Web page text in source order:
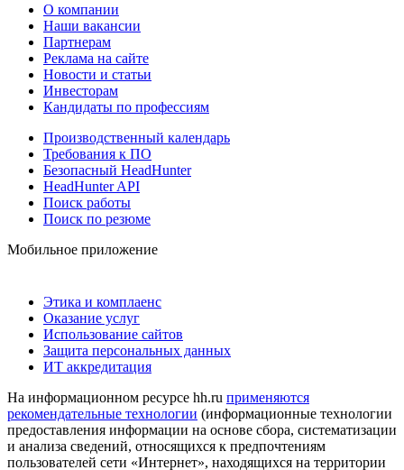
О компании
Наши вакансии
Партнерам
Реклама на сайте
Новости и статьи
Инвесторам
Кандидаты по профессиям
Производственный календарь
Требования к ПО
Безопасный HeadHunter
HeadHunter API
Поиск работы
Поиск по резюме
Мобильное приложение
Этика и комплаенс
Оказание услуг
Использование сайтов
Защита персональных данных
ИТ аккредитация
На информационном ресурсе hh.ru применяются
рекомендательные технологии (информационные технологии
предоставления информации на основе сбора, систематизации
и анализа сведений, относящихся к предпочтениям
пользователей сети «Интернет», находящихся на территории